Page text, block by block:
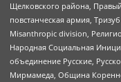
Щелковского района,
повстанческая армия,
Misanthropic division,
Народная Социальная
объединение Русские,
Мирмамеда, Община